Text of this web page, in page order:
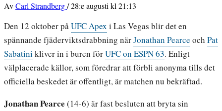
AvCarl Strandberg/28:e augusti kl 21:13
Den 12 oktober påUFC Apex i Las Vegas blir det en
spännande fjäderviktsdrabbning närJonathan Pearce och Pat
Sabatini kliver in i buren förUFC on ESPN 63. Enligt
välplacerade källor, som föredrar att förbli anonyma tills det
officiella beskedet är offentligt, är matchen nu bekräftad.
Jonathan Pearce (14-6) är fast besluten att bryta sin